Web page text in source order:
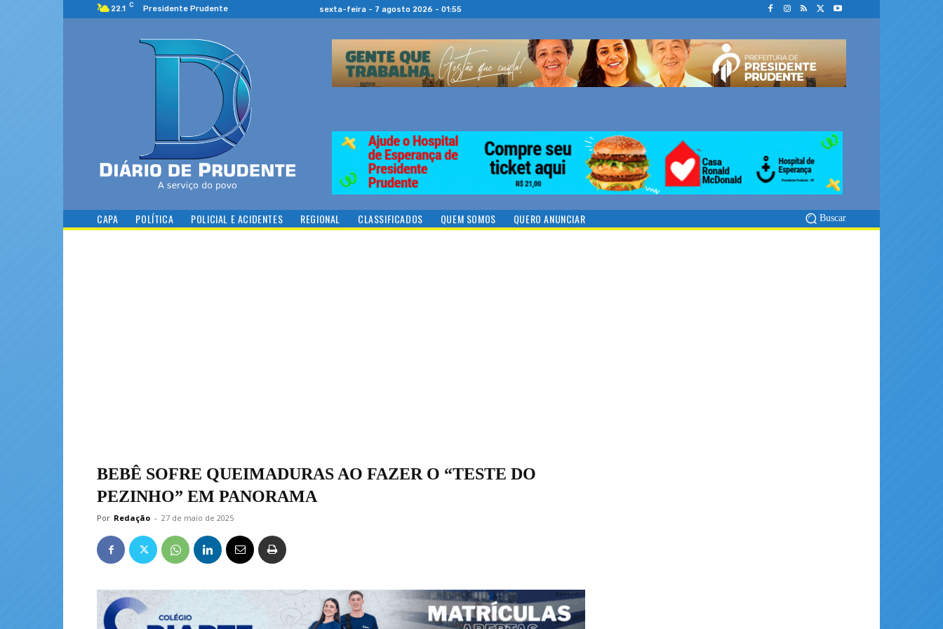
22.1 C Presidente Prudente sexta-feira - 7 agosto 2026 - 01:55
CAPA POLÍTICA POLICIAL E ACIDENTES REGIONAL CLASSIFICADOS QUEM SOMOS QUERO ANUNCIAR Buscar
BEBÊ SOFRE QUEIMADURAS AO FAZER O “TESTE DO
PEZINHO” EM PANORAMA
Por Redação - 27 de maio de 2025